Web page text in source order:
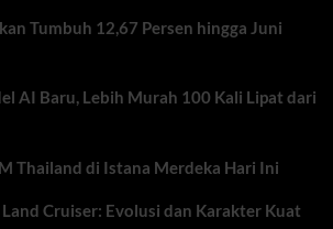
Tumbuh 12,67 Persen hingga Juni
AI Baru, Lebih Murah 100 Kali Lipat dari
Thailand di Istana Merdeka Hari Ini
Cruiser: Evolusi dan Karakter Kuat